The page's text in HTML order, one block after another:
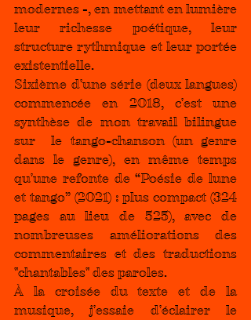
modernes -, en mettant en lumière
leur richesse poétique, leur
structure rythmique et leur portée
existentielle.
Sixième d'une série (deux langues)
commencée en 2018, c'est une
synthèse de mon travail bilingue
sur  le tango-chanson (un genre
dans le genre), en même temps
qu'une refonte de “Poésie de lune
et tango” (2021) : plus compact (324
pages au lieu de 525), avec de
nombreuses améliorations des
commentaires et des traductions
"chantables" des paroles.
À la croisée du texte et de la
musique, j'essaie d'éclairer le